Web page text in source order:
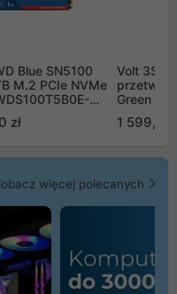
Blue SN5100
M.2 PCIe NVMe
zł
Volt
Green
1 599,00
więcej polecanych